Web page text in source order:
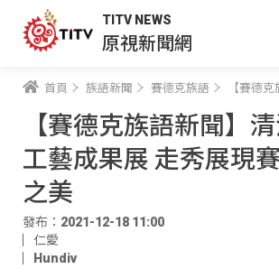
TITV NEWS
原視新聞網
首頁 族語新聞 賽德克族語 【賽德克族語新聞】
【賽德克族語新聞】
工藝成果展 走秀展現
之美
發布：2021-12-18 11:00
仁愛
Hundiv